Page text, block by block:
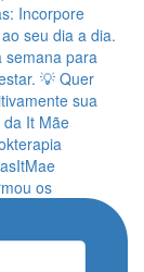
os